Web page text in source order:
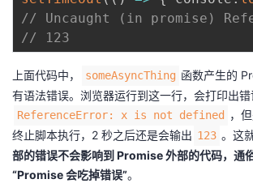
// Uncaught (in promise)
// 123
上面代码中， someAsyncThing 函数产生的
有语法错误。浏览器运行到这一行，会打印出
ReferenceError: x is not defined
，
终止脚本执行，2 秒之后还是会输出 123 。这
部的错误不会影响到 Promise 外部的代码，通
“Promise 会吃掉错误”。